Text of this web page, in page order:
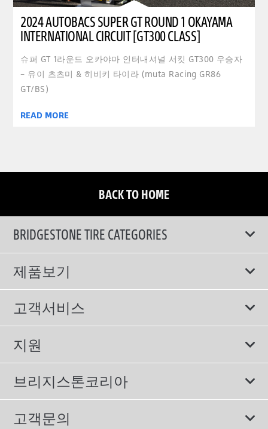
2024 AUTOBACS SUPER GT ROUND 1 OKAYAMA
INTERNATIONAL CIRCUIT [GT300 CLASS]
슈퍼 GT 1라운드 오카야마 인터내셔널 서킷 GT300 우승자
– 유이 츠츠미 & 히비키 타이라 (muta Racing GR86
GT/BS)
READ MORE
BACK TO HOME
BRIDGESTONE TIRE CATEGORIES
제품보기
모두
스포츠 타이어
컴포트 타이어
친환경 타이어
SUV/RV 타이어
고객서비스
보증서비스
에너지소비효율등급제도
지원
이용약관
개인정보처리방침
브리지스톤코리아
회사소개
고객문의